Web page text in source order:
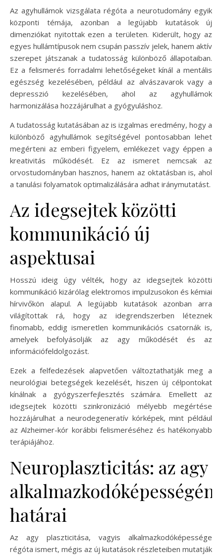
Az agyhullámok vizsgálata régóta a neurotudomány egyik
központi témája, azonban a legújabb kutatások új
dimenziókat nyitottak ezen a területen. Kiderült, hogy az
egyes hullámtípusok nem csupán passzív jelek, hanem aktív
szerepet játszanak a tudatosság különböző állapotaiban.
Ez a felismerés forradalmi lehetőségeket kínál a mentális
egészség kezelésében, például az alvászavarok vagy a
depresszió kezelésében, ahol az agyhullámok
harmonizálása hozzájárulhat a gyógyuláshoz.
A tudatosság kutatásában az is izgalmas eredmény, hogy a
különböző agyhullámok segítségével pontosabban lehet
megérteni az emberi figyelem, emlékezet vagy éppen a
kreativitás működését. Ez az ismeret nemcsak az
orvostudományban hasznos, hanem az oktatásban is, ahol
a tanulási folyamatok optimalizálására adhat iránymutatást.
Az idegsejtek közötti
kommunikáció új
aspektusai
Hosszú ideig úgy vélték, hogy az idegsejtek közötti
kommunikáció kizárólag elektromos impulzusokon és kémiai
hírvivőkön alapul. A legújabb kutatások azonban arra
világítottak rá, hogy az idegrendszerben léteznek
finomabb, eddig ismeretlen kommunikációs csatornák is,
amelyek befolyásolják az agy működését és az
információfeldolgozást.
Ezek a felfedezések alapvetően változtathatják meg a
neurológiai betegségek kezelését, hiszen új célpontokat
kínálnak a gyógyszerfejlesztés számára. Emellett az
idegsejtek közötti szinkronizáció mélyebb megértése
hozzájárulhat a neurodegeneratív kórképek, mint például
az Alzheimer-kór korábbi felismeréséhez és hatékonyabb
terápiájához.
Neuroplaszticitás: az agy
határai
Az agy plaszticitása, vagyis alkalmazkodóképessége
régóta ismert, mégis az új kutatások részleteiben mutatják